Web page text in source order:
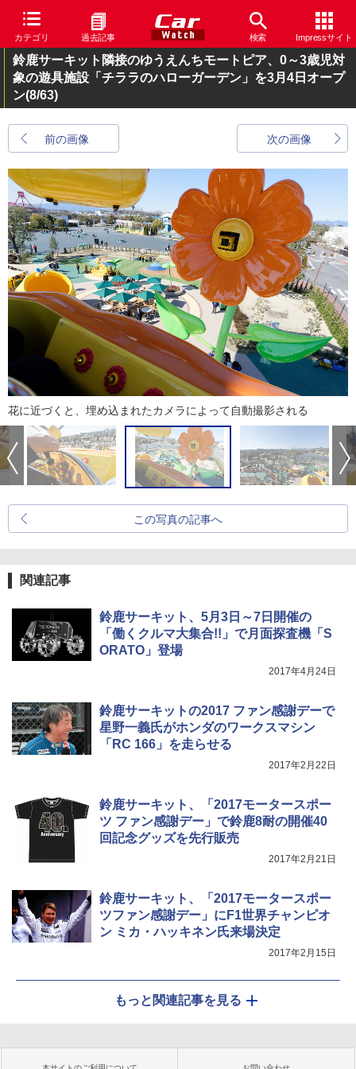
カテゴリ 過去記事 検索 Impressサイト
鈴鹿サーキット隣接のゆうえんちモートピア、0～3歳児対
象の遊具施設「チララのハローガーデン」を3月4日オープ
ン(8/63)
前の画像 次の画像
花に近づくと、埋め込まれたカメラによって自動撮影される
この写真の記事へ
関連記事
鈴鹿サーキット、5月3日～7日開催の
「働くクルマ大集合!!」で月面探査機「S
ORATO」登場
2017年4月24日
鈴鹿サーキットの2017 ファン感謝デーで
星野一義氏がホンダのワークスマシン
「RC 166」を走らせる
2017年2月22日
鈴鹿サーキット、「2017モータースポー
ツ ファン感謝デー」で鈴鹿8耐の開催40
回記念グッズを先行販売
2017年2月21日
鈴鹿サーキット、「2017モータースポー
ツファン感謝デー」にF1世界チャンピオ
ン ミカ・ハッキネン氏来場決定
2017年2月15日
もっと関連記事を見る